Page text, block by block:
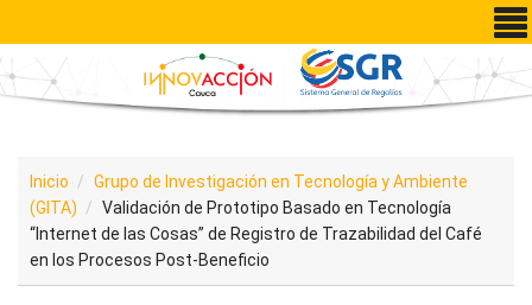
Pasar al contenido principal
Inicio
Grupo de Investigación en Tecnología y Ambiente
(GITA)
Validación de Prototipo Basado en Tecnología
“Internet de las Cosas” de Registro de Trazabilidad del Café
en los Procesos Post-Beneficio